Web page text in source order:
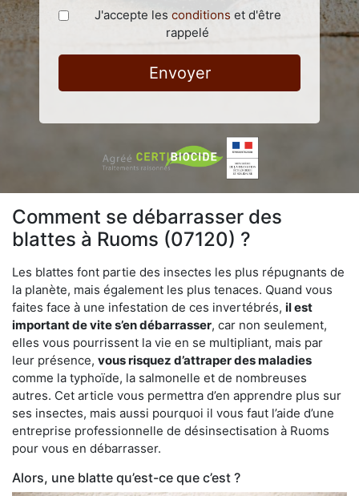
J'accepte les conditions et d'être
rappelé
Envoyer
Comment se débarrasser des
blattes à Ruoms (07120) ?
Les blattes font partie des insectes les plus répugnants de
la planète, mais également les plus tenaces. Quand vous
faites face à une infestation de ces invertébrés, il est
important de vite s’en débarrasser, car non seulement,
elles vous pourrissent la vie en se multipliant, mais par
leur présence, vous risquez d’attraper des maladies
comme la typhoïde, la salmonelle et de nombreuses
autres. Cet article vous permettra d’en apprendre plus sur
ses insectes, mais aussi pourquoi il vous faut l’aide d’une
entreprise professionnelle de désinsectisation à Ruoms
pour vous en débarrasser.
Alors, une blatte qu’est-ce que c’est ?